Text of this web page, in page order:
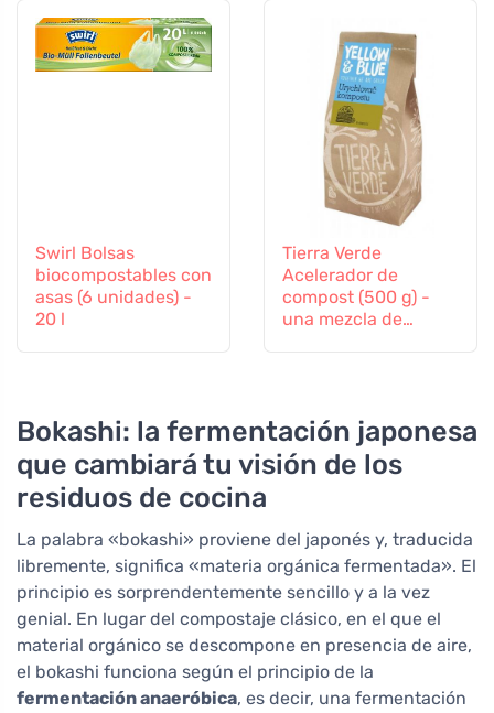
Swirl Bolsas
biocompostables con
asas (6 unidades) -
20 l
Tierra Verde
Acelerador de
compost (500 g) -
una mezcla de
Bokashi: la fermentación japonesa
que cambiará tu visión de los
residuos de cocina
La palabra «bokashi» proviene del japonés y, traducida
libremente, significa «materia orgánica fermentada». El
principio es sorprendentemente sencillo y a la vez
genial. En lugar del compostaje clásico, en el que el
material orgánico se descompone en presencia de aire,
el bokashi funciona según el principio de la
fermentación anaeróbica, es decir, una fermentación